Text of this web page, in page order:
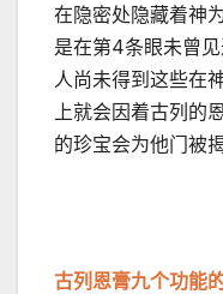
在隐密处隐藏着神
是在第4条眼未曾
人尚未得到这些在
上就会因着古列的
的珍宝会为他门被
古列恩膏九个功能